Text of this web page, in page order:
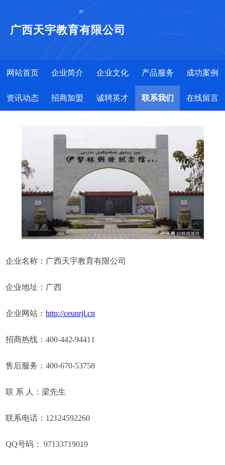
广西天宇教育有限公司
网站首页 企业简介 企业文化 产品服务 成功案例
资讯动态 招商加盟 诚聘英才 联系我们 在线留言
企业名称：广西天宇教育有限公司
企业地址：广西
企业网站：http://ceunrjl.cn
招商热线：400-442-94411
售后服务：400-670-53758
联 系 人：梁先生
联系电话：12124592260
QQ号码： 97133719019